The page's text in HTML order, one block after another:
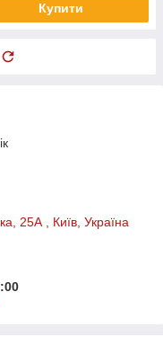
Купити
25А , Київ, Україна